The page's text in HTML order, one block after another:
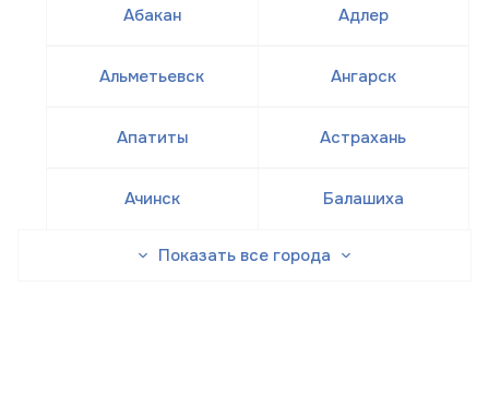
Абакан Адлер
Альметьевск Ангарск
Апатиты Астрахань
Ачинск Балашиха
Показать все города